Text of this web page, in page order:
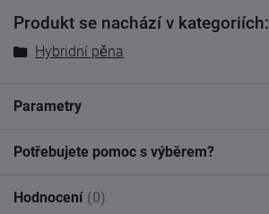
Produkt se nachází v kategoriích:
Hybridní pěna
Parametry
Potřebujete pomoc s výběrem?
Hodnocení (0)